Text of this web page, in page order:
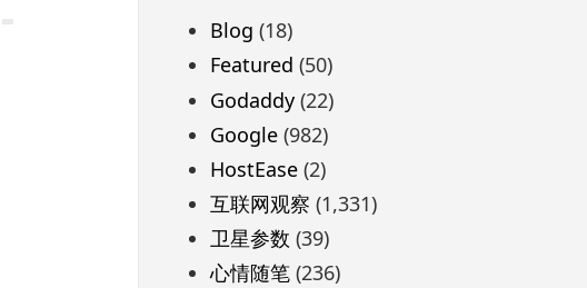
脚
Blog (18)
Featured (50)
Godaddy(22)
Google(982)
HostEase(2)
互联网观察 (1,331)
卫星参数 (39)
心情随笔(236)